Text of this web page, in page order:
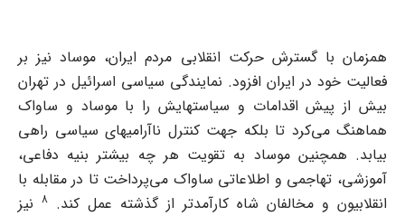
همزمان با گسترش حرکت انقلابی مردم ایران، موساد نیز بر
فعالیت خود در ایران افزود. نمایندگی سیاسی اسرائیل در تهران
بیش از پیش اقدامات و سیاستهایش را با موساد و ساواک
هماهنگ می‌کرد تا بلکه جهت کنترل ناآرامیهای سیاسی راهی
بیابد. همچنین موساد به تقویت هر چه بیشتر بنیه دفاعی،
آموزشی، تهاجمی و اطلاعاتی ساواک می‌پرداخت تا در مقابله با
انقلابیون و مخالفان شاه کارآمدتر از گذشته عمل کند. 8 نیز